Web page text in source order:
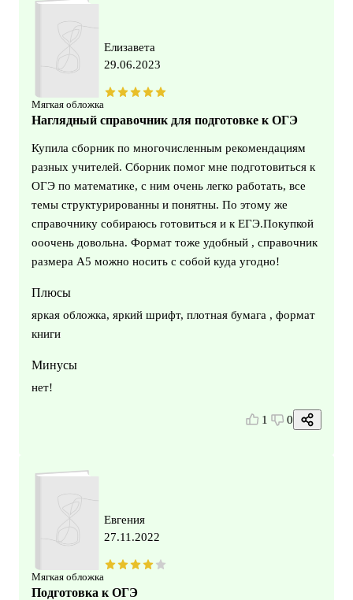
Мягкая обложка
Елизавета
29.06.2023
Наглядный справочник для подготовке к ОГЭ
Купила сборник по многочисленным рекомендациям
разных учителей. Сборник помог мне подготовиться к
ОГЭ по математике, с ним очень легко работать, все
темы структурированны и понятны. По этому же
справочнику собираюсь готовиться и к ЕГЭ.Покупкой
ооочень довольна. Формат тоже удобный , справочник
размера А5 можно носить с собой куда угодно!
Плюсы
яркая обложка, яркий шрифт, плотная бумага , формат
книги
Минусы
нет!
1 0
Мягкая обложка
Евгения
27.11.2022
Подготовка к ОГЭ